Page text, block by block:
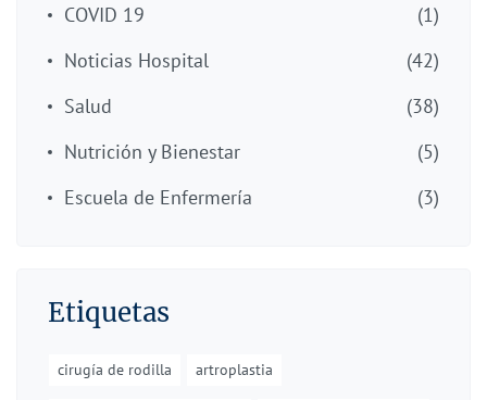
COVID 19
(1)
Noticias Hospital
(42)
Salud
(38)
Nutrición y Bienestar
(5)
Escuela de Enfermería
(3)
Etiquetas
cirugía de rodilla artroplastia